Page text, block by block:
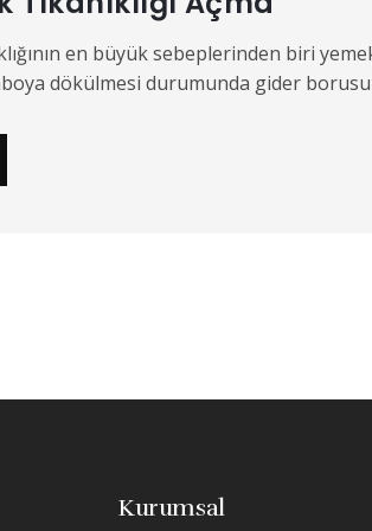
en büyük sebeplerinden biri
dökülmesi durumunda gider
Kurumsal